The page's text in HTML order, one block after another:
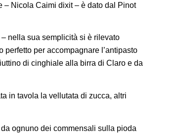
– Nicola Caimi dixit – è dato dal Pinot
nella sua semplicità si è rilevato
per accompagnare l’antipasto
di cinghiale alla birra di Claro e da
in tavola la vellutata di zucca, altri
ognuno dei commensali sulla pioda